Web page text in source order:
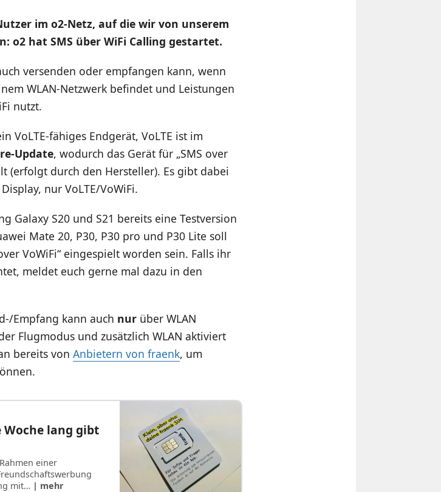
im o2-Netz, auf die wir von unserem
o2 hat SMS über WiFi Calling gestartet.
versenden oder empfangen kann, wenn
WLAN-Netzwerk befindet und Leistungen
nutzt.
VoLTE-fähiges Endgerät, VoLTE ist im
Update, wodurch das Gerät für „SMS over
(erfolgt durch den Hersteller). Es gibt dabei
nur VoLTE/VoWiFi.
Galaxy S20 und S21 bereits eine Testversion
Mate 20, P30, P30 pro und P30 Lite soll
VoWiFi“ eingespielt worden sein. Falls ihr
meldet euch gerne mal dazu in den
Empfang kann auch nurüber WLAN
Flugmodus und zusätzlich WLAN aktiviert
bereits von Anbietern von fraenk, um
lang gibt
einer
mit… | mehr